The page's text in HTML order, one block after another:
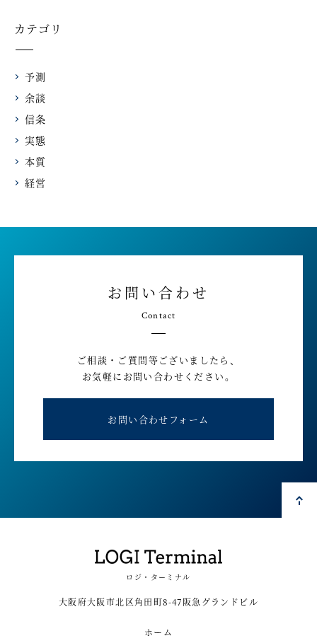
カテゴリ
予測
余談
信条
実態
本質
経営
お問い合わせ
Contact
ご相談・ご質問等ございましたら、
お気軽にお問い合わせください。
お問い合わせフォーム
ロジ・ターミナル
大阪府大阪市北区角田町8-47阪急グランドビル
ホーム